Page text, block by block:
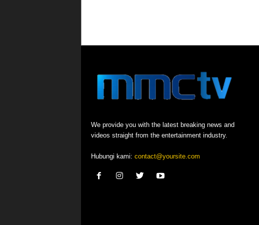
We provide you with the latest breaking news and
videos straight from the entertainment industry.
Hubungi kami: contact@yoursite.com